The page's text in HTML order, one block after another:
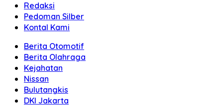
Redaksi
Pedoman Silber
Kontal Kami
Berita Otomotif
Berita Olahraga
Kejahatan
Nissan
Bulutangkis
DKI Jakarta